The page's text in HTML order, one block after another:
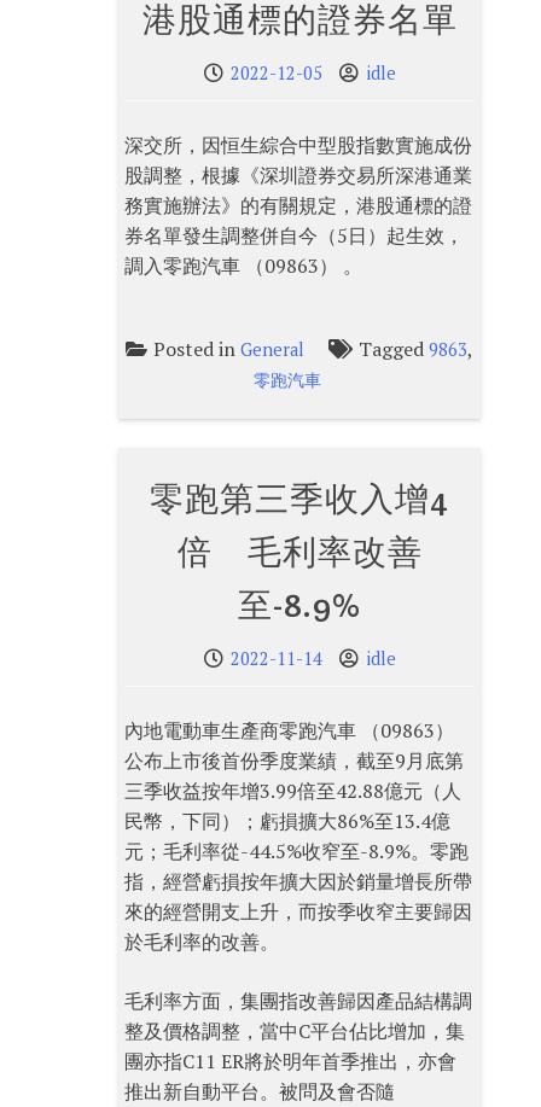
港股通標的證券名單
2022-12-05 idle
深交所，因恒生綜合中型股指數實施成份
股調整，根據《深圳證券交易所深港通業
務實施辦法》的有關規定，港股通標的證
券名單發生調整併自今（5日）起生效，
調入零跑汽車 （09863） 。
Posted inGeneral Tagged9863,
零跑汽車
零跑第三季收入增4
倍 毛利率改善
至-8.9%
2022-11-14 idle
內地電動車生產商零跑汽車 （09863）
公布上市後首份季度業績，截至9月底第
三季收益按年增3.99倍至42.88億元（人
民幣，下同）；虧損擴大86%至13.4億
元；毛利率從-44.5%收窄至-8.9%。零跑
指，經營虧損按年擴大因於銷量增長所帶
來的經營開支上升，而按季收窄主要歸因
於毛利率的改善。
毛利率方面，集團指改善歸因產品結構調
整及價格調整，當中C平台佔比增加，集
團亦指C11 ER將於明年首季推出，亦會
推出新自動平台。被問及會否隨